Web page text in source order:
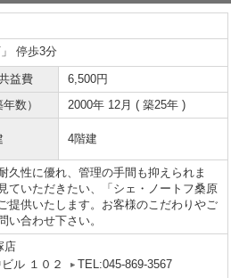
停歩3分
益費
6,500円
数） 2000年 12月 ( 築25年 )
4階建
久性に優れ、管理の手間も抑えられま
ていただきたい、「シェ・ノートフ桑原
提供いたします。お客様のこだわりやご
い合わせ下さい。
店
ル １０２
TEL:045-869-3567